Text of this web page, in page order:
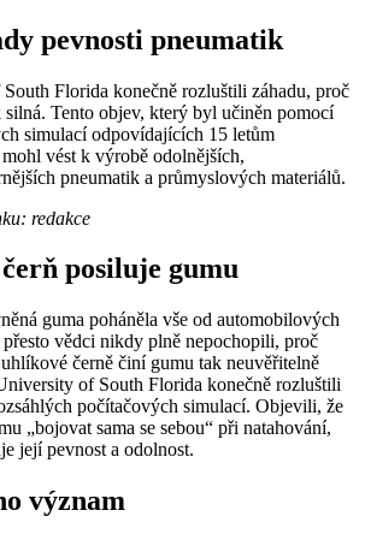
pevnosti pneumatik
Florida konečně rozluštili záhadu, proč
silná. Tento objev, který byl učiněn pomocí
simulací odpovídajících 15 letům
vést k výrobě odolnějších,
pneumatik a průmyslových materiálů.
redakce
posiluje gumu
guma poháněla vše od automobilových
vědci nikdy plně nepochopili, proč
černě činí gumu tak neuvěřitelně
of South Florida konečně rozluštili
počítačových simulací. Objevili, že
„bojovat sama se sebou“ při natahování,
její pevnost a odolnost.
význam